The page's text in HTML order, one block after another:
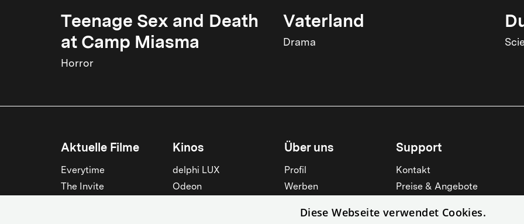
Teenage Sex and Death
at Camp Miasma
Horror
Vaterland
Drama
Aktuelle Filme
Everytime
The Invite
Kinos
delphi LUX
Odeon
Über uns
Profil
Werben
Support
Kontakt
Preise & Angebote
Diese Webseite verwendet Cookies.